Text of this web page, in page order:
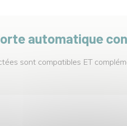
automatique
sont compatibles ET